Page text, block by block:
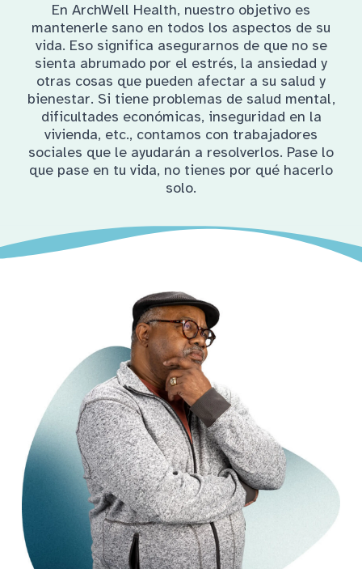
En ArchWell Health, nuestro objetivo es
mantenerle sano en todos los aspectos de su
vida. Eso significa asegurarnos de que no se
sienta abrumado por el estrés, la ansiedad y
otras cosas que pueden afectar a su salud y
bienestar. Si tiene problemas de salud mental,
dificultades económicas, inseguridad en la
vivienda, etc., contamos con trabajadores
sociales que le ayudarán a resolverlos. Pase lo
que pase en tu vida, no tienes por qué hacerlo
solo.